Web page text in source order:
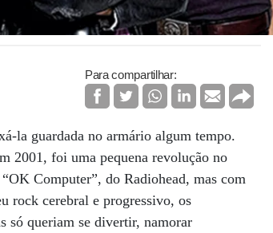
Para compartilhar:
la guardada no armário algum tempo.
2001, foi uma pequena revolução no
Computer”, do Radiohead, mas com
rock cerebral e progressivo, os
só queriam se divertir, namorar